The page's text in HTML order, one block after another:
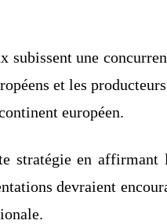
une
et les
européen.
stratégie en
devraient